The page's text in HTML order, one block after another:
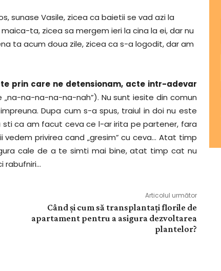
sunase Vasile, zicea ca baietii se vad azi la
ta, zicea sa mergem ieri la cina la ei, dar nu
ta acum doua zile, zicea ca s-a logodit, dar am
prin care ne detensionam, acte intr-adevar
na-na-na-na-nah”). Nu sunt iesite din comun
Dupa cum s-a spus, traiul in doi nu este
ca am facut ceva ce l-ar irita pe partener, fara
privirea cand „gresim” cu ceva… Atat timp
cale de a te simti mai bine, atat timp cat nu
rabufniri…
Articolul următor
Când și cum să transplantați florile de
apartament pentru a asigura dezvoltarea
plantelor?